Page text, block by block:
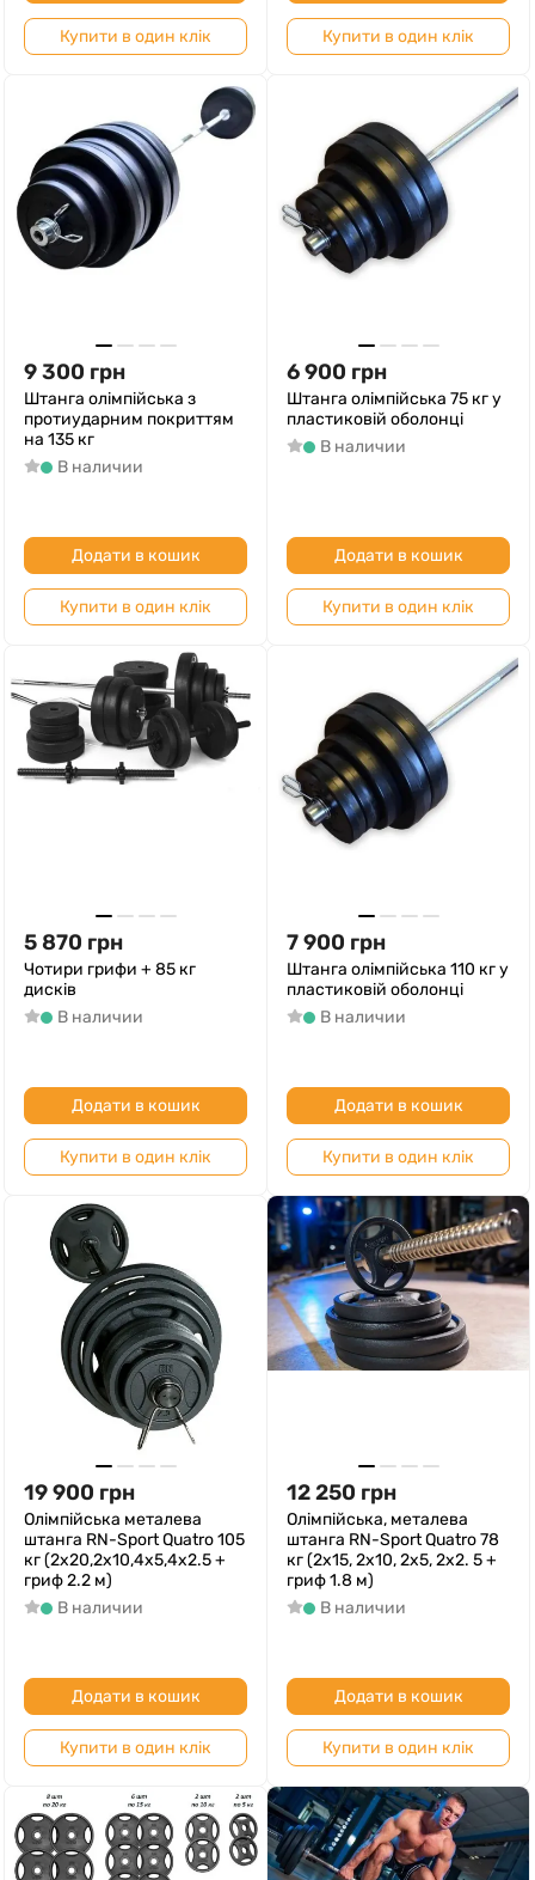
Купити в один клік Купити в один клік
9 300 грн
Штанга олімпійська з
протиударним покриттям
на 135 кг
В наличии
Додати в кошик
Купити в один клік
6 900 грн
Штанга олімпійська 75 кг у
пластиковій оболонці
В наличии
Додати в кошик
Купити в один клік
5 870 грн
Чотири грифи + 85 кг
дисків
В наличии
Додати в кошик
Купити в один клік
7 900 грн
Штанга олімпійська 110 кг у
пластиковій оболонці
В наличии
Додати в кошик
Купити в один клік
19 900 грн
Олімпійська металева
штанга RN-Sport Quatro 105
кг (2х20,2х10,4х5,4х2.5 +
гриф 2.2 м)
В наличии
Додати в кошик
Купити в один клік
12 250 грн
Олімпійська, металева
штанга RN-Sport Quatro 78
кг (2х15, 2х10, 2х5, 2х2. 5 +
гриф 1.8 м)
В наличии
Додати в кошик
Купити в один клік